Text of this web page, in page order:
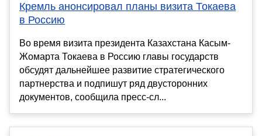
Кремль анонсировал планы визита Токаева
в Россию
Во время визита президента Казахстана Касым-
Жомарта Токаева в Россию главы государств
обсудят дальнейшее развитие стратегического
партнерства и подпишут ряд двусторонних
документов, сообщила пресс-сл...